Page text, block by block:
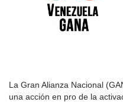
La Gran Alianza Nacional
una acción en pro de la